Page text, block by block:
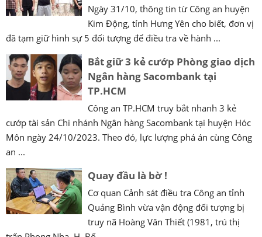
Ngày 31/10, thông tin từ Công an huyện
Kim Động, tỉnh Hưng Yên cho biết, đơn vị
đã tạm giữ hình sự 5 đối tượng để điều tra về hành ...
Bắt giữ 3 kẻ cướp Phòng giao dịch
Ngân hàng Sacombank tại
TP.HCM
Công an TP.HCM truy bắt nhanh 3 kẻ
cướp tài sản Chi nhánh Ngân hàng Sacombank tại huyện Hóc
Môn ngày 24/10/2023. Theo đó, lực lượng phá án cùng Công
an ...
Quay đầu là bờ !
Cơ quan Cảnh sát điều tra Công an tỉnh
Quảng Bình vừa vận động đối tượng bị
truy nã Hoàng Văn Thiết (1981, trú thị